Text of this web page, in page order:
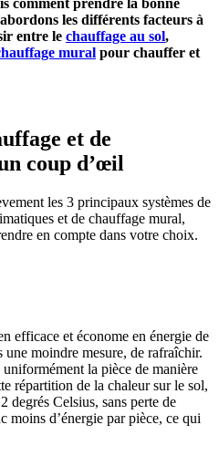
les différents facteurs à
entre le chauffage au sol,
mural pour chauffer et
et de
coup d’œil
les 3 principaux systèmes de
et de chauffage mural,
en compte dans votre choix.
efficace et économe en énergie de
moindre mesure, de rafraîchir.
la pièce de manière
répartition de la chaleur sur le sol,
degrés Celsius, sans perte de
moins d’énergie par pièce, ce qui